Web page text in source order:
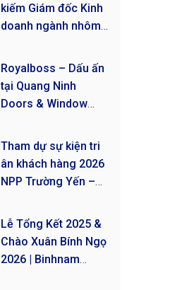
kiếm Giám đốc Kinh
doanh ngành nhôm
Royalboss – Dấu ấn
tại Quang Ninh
Doors & Window
Tham dự sự kiện tri
ân khách hàng 2026
NPP Trường Yến –
Lễ Tổng Kết 2025 &
Chào Xuân Bính Ngọ
2026 | Binhnam